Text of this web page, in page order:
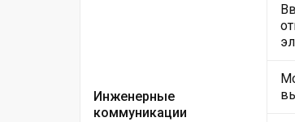
Инженерные
коммуникации